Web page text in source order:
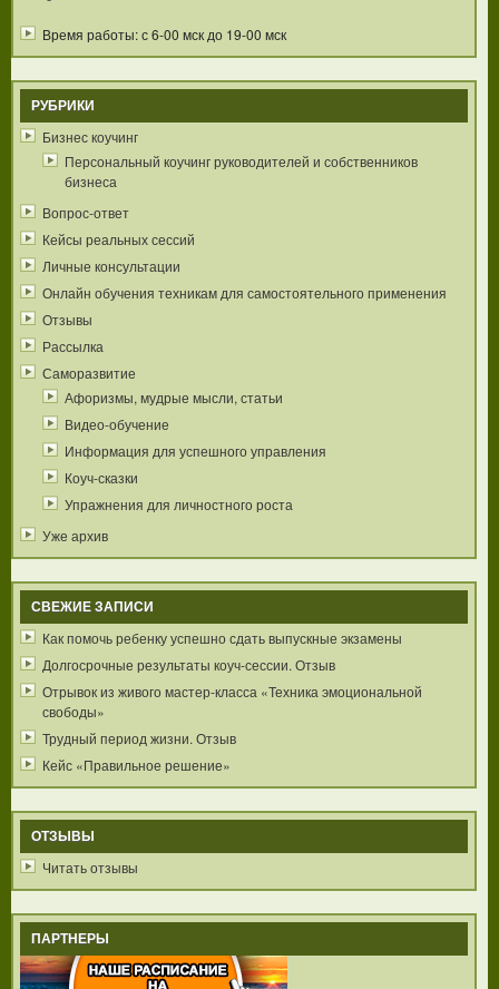
Время работы: с 6-00 мск до 19-00 мск
РУБРИКИ
Бизнес коучинг
Персональный коучинг руководителей и собственников
бизнеса
Вопрос-ответ
Кейсы реальных сессий
Личные консультации
Онлайн обучения техникам для самостоятельного применения
Отзывы
Рассылка
Саморазвитие
Афоризмы, мудрые мысли, статьи
Видео-обучение
Информация для успешного управления
Коуч-сказки
Упражнения для личностного роста
Уже архив
СВЕЖИЕ ЗАПИСИ
Как помочь ребенку успешно сдать выпускные экзамены
Долгосрочные результаты коуч-сессии. Отзыв
Отрывок из живого мастер-класса «Техника эмоциональной
свободы»
Трудный период жизни. Отзыв
Кейс «Правильное решение»
ОТЗЫВЫ
Читать отзывы
ПАРТНЕРЫ